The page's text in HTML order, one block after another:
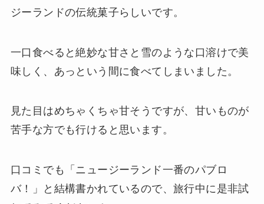
ジーランドの伝統菓子らしいです。
一口食べると絶妙な甘さと雪のような口溶けで美
味しく、あっという間に食べてしまいました。
見た目はめちゃくちゃ甘そうですが、甘いものが
苦手な方でも行けると思います。
口コミでも「ニュージーランド一番のパブロ
バ！」と結構書かれているので、旅行中に是非試